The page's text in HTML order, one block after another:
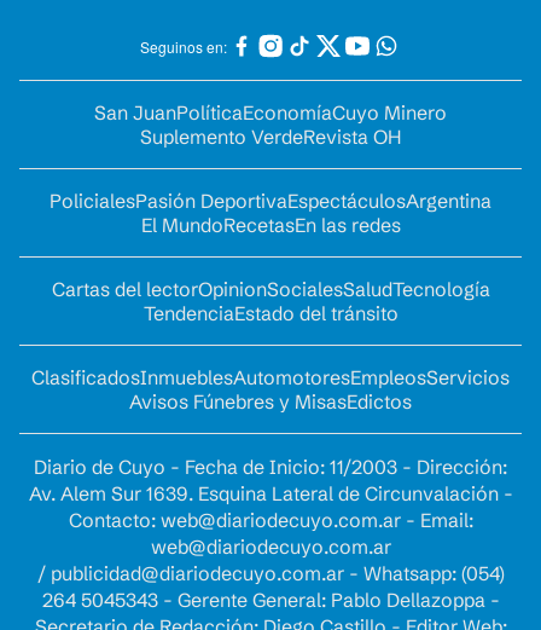
Seguinos en:
San JuanPolíticaEconomíaCuyo Minero
Suplemento VerdeRevista OH
PolicialesPasión DeportivaEspectáculosArgentina
El MundoRecetasEn las redes
Cartas del lectorOpinionSocialesSaludTecnología
TendenciaEstado del tránsito
ClasificadosInmueblesAutomotoresEmpleosServicios
Avisos Fúnebres y MisasEdictos
Diario de Cuyo - Fecha de Inicio: 11/2003 - Dirección:
Av. Alem Sur 1639. Esquina Lateral de Circunvalación -
Contacto: web@diariodecuyo.com.ar- Email:
web@diariodecuyo.com.ar
/ publicidad@diariodecuyo.com.ar- Whatsapp: (054)
264 5045343 - Gerente General: Pablo Dellazoppa -